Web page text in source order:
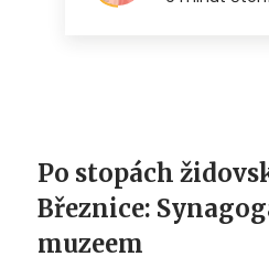
Po stopách
Březnice:
muzeem